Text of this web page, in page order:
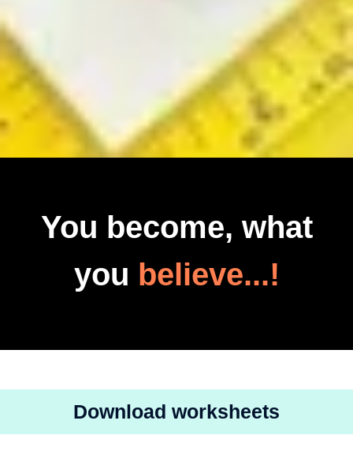
You become, what
you believe...!
Download worksheets